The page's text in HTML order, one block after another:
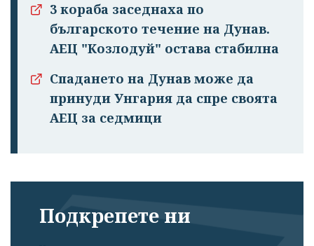
3 кораба заседнаха по
българското течение на Дунав.
АЕЦ "Козлодуй" остава стабилна
Спадането на Дунав може да
принуди Унгария да спре своята
АЕЦ за седмици
Подкрепете ни